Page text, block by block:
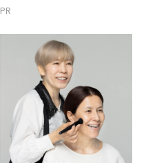
PR